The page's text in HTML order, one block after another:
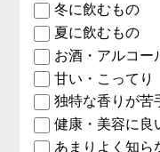
冬に飲むもの
夏に飲むもの
お酒・アルコー
甘い・こってり
独特な香りが苦
健康・美容に良
あまりよく知ら